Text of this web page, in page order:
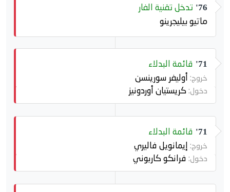
76'
تدخل تقنية الفار
ماتيو بيليجرينو
71' قائمة البدلاء
خروج: أوليفر سورينسن
دخول:كريستيان أوردونيز
71' قائمة البدلاء
خروج: إيمانويل فاليري
دخول: فرانكو كاربوني